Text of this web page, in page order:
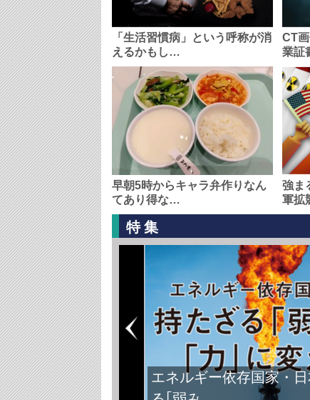
「生活習慣病」という呼称が消
えるかもし…
CT
業証
早朝5時からキャラ弁作りなん
てあり得な…
強ま
軍拡
特集
FIFAワールドカップ2026